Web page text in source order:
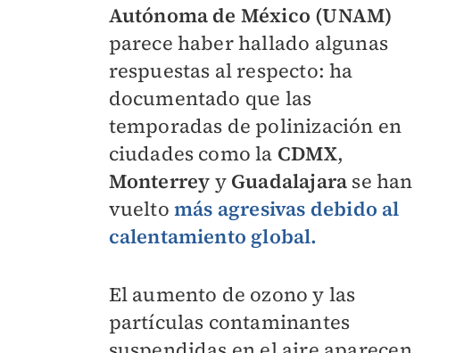
Autónoma de México (UNAM)
parece haber hallado algunas
respuestas al respecto: ha
documentado que las
temporadas de polinización en
ciudades como la CDMX,
Monterrey y Guadalajara se han
vuelto más agresivas debido al
calentamiento global.
El aumento de ozono y las
partículas contaminantes